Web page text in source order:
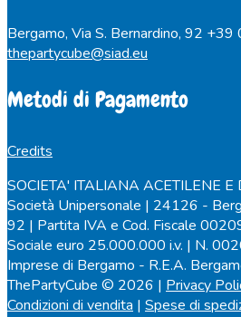
Bergamo, Via S. Bernardino, 92 +39
thepartycube@siad.eu
Metodi di Pagamento
Credits
SOCIETA' ITALIANA ACETILENE E
Società Unipersonale | 24126 -
92 | Partita IVA e Cod. Fiscale
Sociale euro 25.000.000 i.v. | N.
Imprese di Bergamo - R.E.A.
ThePartyCube © 2026 | Privacy
Condizioni di vendita | Spese di